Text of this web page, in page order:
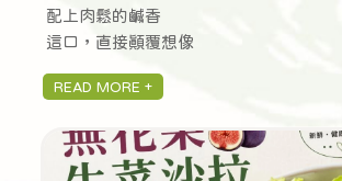
配上肉鬆的鹹香
這口，直接顛覆想像